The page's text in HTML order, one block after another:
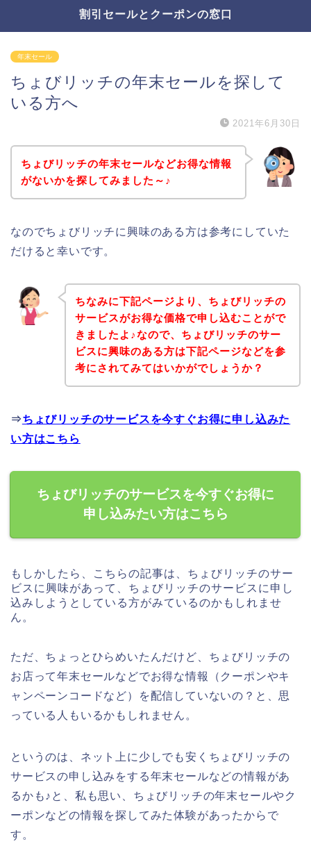
割引セールとクーポンの窓口
年末セール
ちょびリッチの年末セールを探して
いる方へ
2021年6月30日
ちょびリッチの年末セールなどお得な情報
がないかを探してみました～♪
なのでちょびリッチに興味のある方は参考にしていた
だけると幸いです。
ちなみに下記ページより、ちょびリッチの
サービスがお得な価格で申し込むことがで
きましたよ♪なので、ちょびリッチのサー
ビスに興味のある方は下記ページなどを参
考にされてみてはいかがでしょうか？
⇒ちょびリッチのサービスを今すぐお得に申し込みた
い方はこちら
ちょびリッチのサービスを今すぐお得に
申し込みたい方はこちら
もしかしたら、こちらの記事は、ちょびリッチのサー
ビスに興味があって、ちょびリッチのサービスに申し
込みしようとしている方がみているのかもしれませ
ん。
ただ、ちょっとひらめいたんだけど、ちょびリッチの
お店って年末セールなどでお得な情報（クーポンやキ
ャンペーンコードなど）を配信していないの？と、思
っている人もいるかもしれません。
というのは、ネット上に少しでも安くちょびリッチの
サービスの申し込みをする年末セールなどの情報があ
るかも♪と、私も思い、ちょびリッチの年末セールやク
ーポンなどの情報を探してみた体験があったからで
す。